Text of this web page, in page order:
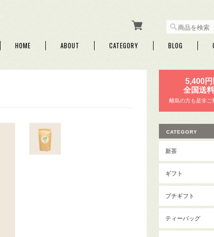
HOME ABOUT CATEGORY BLOG
5,400円
全国送
離島の方も是非ご
CATEGORY
新茶
ギフト
プチギフト
ティーバッグ